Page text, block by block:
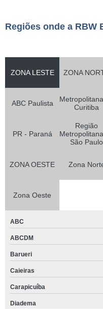
Regiões onde a RBW
ZONA LESTE ZONA
ABC Paulista
Curitiba
PR - Paraná
Região
São Paulo
ZONA OESTE Zona
Zona Oeste
ABC
ABCDM
Barueri
Caieiras
Carapicuíba
Diadema